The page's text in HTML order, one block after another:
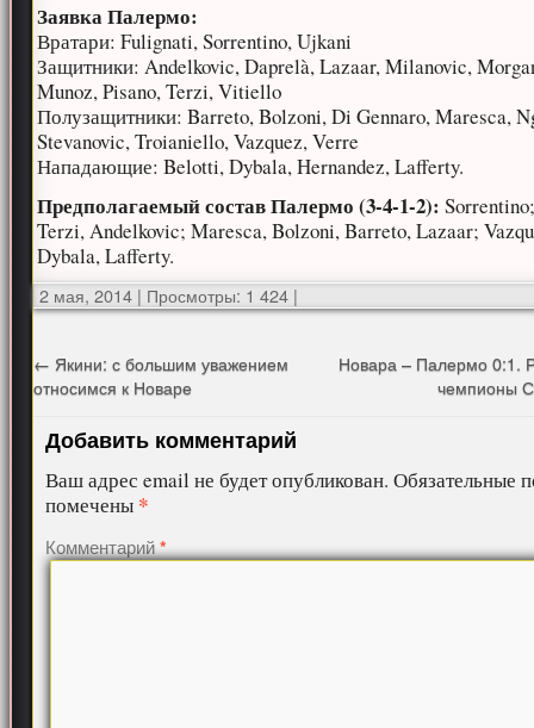
Заявка Палермо:
Вратари: Fulignati, Sorrentino, Ujkani
Защитники: Andelkovic, Daprelà, Lazaar, Milanovic,
Munoz, Pisano, Terzi, Vitiello
Полузащитники: Barreto, Bolzoni, Di Gennaro, Maresca,
Stevanovic, Troianiello, Vazquez, Verre
Нападающие: Belotti, Dybala, Hernandez, Lafferty.
Предполагаемый состав Палермо (3-4-1-2):
Terzi, Andelkovic; Maresca, Bolzoni, Barreto, Lazaar;
Dybala, Lafferty.
2 мая, 2014 | Просмотры: 1 424 |
← Якини: с большим уважением
относимся к Новаре
Новара – Палермо 0:1.
чемпионы
Добавить комментарий
Ваш адрес email не будет опубликован. Обязательные
помечены *
Комментарий*